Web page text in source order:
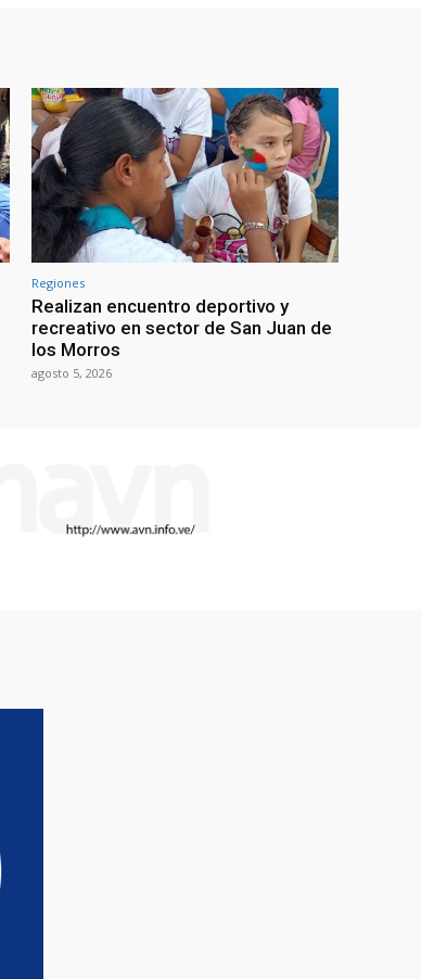
Regiones
Realizan encuentro deportivo y
recreativo en sector de San Juan de
los Morros
agosto 5, 2026